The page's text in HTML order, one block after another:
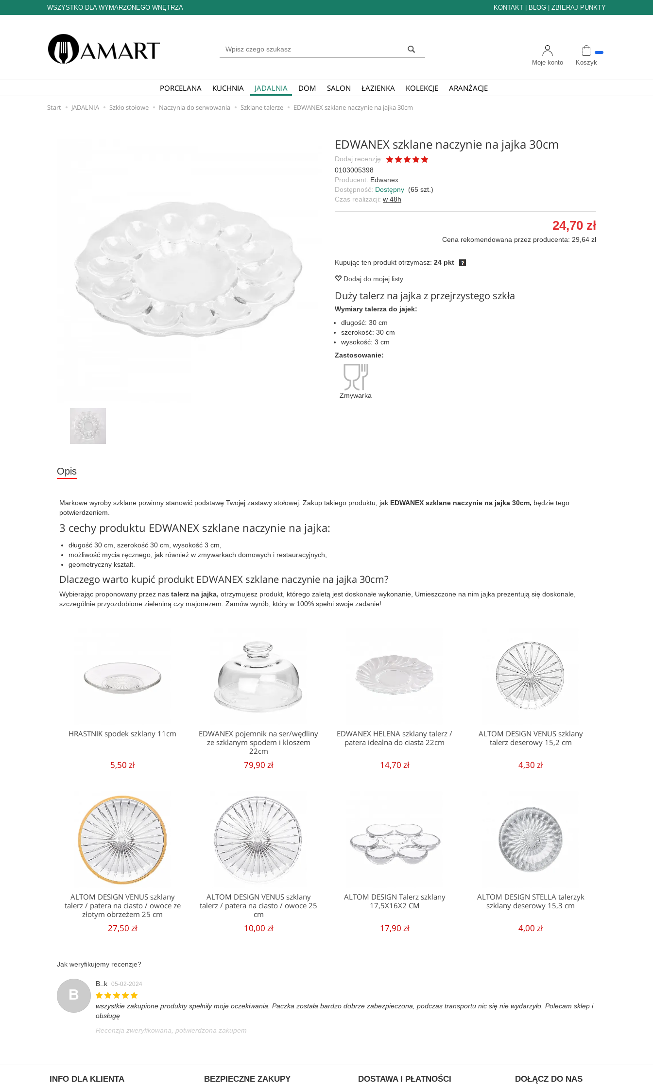
WSZYSTKO DLA WYMARZONEGO WNĘTRZA KONTAKT BLOG ZBIERAJ PUNKTY
Koszyk
Moje konto
Wyszukaj
PORCELANA KUCHNIA JADALNIA DOM SALON ŁAZIENKA KOLEKCJE ARANŻACJE
Start JADALNIA Szkło stołowe Naczynia do serwowania Szklane talerze EDWANEX szklane naczynie na jajka 30cm
EDWANEX szklane naczynie na jajka 30cm
Dodaj recenzję:
0103005398
Producent: Edwanex
Dostępność: Dostępny (65 szt.)
Czas realizacji: w 48h
24,70 zł
Cena rekomendowana przez producenta: 29,64 zł
Kupując ten produkt otrzymasz: 24 pkt
Dodaj do mojej listy
Duży talerz na jajka z przejrzystego szkła
Wymiary talerza do jajek:
długość: 30 cm
szerokość: 30 cm
wysokość: 3 cm
Zastosowanie:
Zmywarka
Opis
Markowe wyroby szklane powinny stanowić podstawę Twojej zastawy stołowej. Zakup takiego produktu, jak EDWANEX szklane naczynie na jajka 30cm, będzie tego
potwierdzeniem.
3 cechy produktu EDWANEX szklane naczynie na jajka:
długość 30 cm, szerokość 30 cm, wysokość 3 cm,
możliwość mycia ręcznego, jak również w zmywarkach domowych i restauracyjnych,
geometryczny kształt.
Dlaczego warto kupić produkt EDWANEX szklane naczynie na jajka 30cm?
Wybierając proponowany przez nas talerz na jajka, otrzymujesz produkt, którego zaletą jest doskonałe wykonanie, Umieszczone na nim jajka prezentują się doskonale,
szczególnie przyozdobione zieleniną czy majonezem. Zamów wyrób, który w 100% spełni swoje zadanie!
HRASTNIK spodek szklany 11cm
5,50 zł
EDWANEX pojemnik na ser/wędliny
ze szklanym spodem i kloszem
22cm
79,90 zł
EDWANEX HELENA szklany talerz /
patera idealna do ciasta 22cm
14,70 zł
ALTOM DESIGN VENUS szklany
talerz deserowy 15,2 cm
4,30 zł
ALTOM DESIGN VENUS szklany
talerz / patera na ciasto / owoce ze
złotym obrzeżem 25 cm
27,50 zł
ALTOM DESIGN VENUS szklany
talerz / patera na ciasto / owoce 25
cm
10,00 zł
ALTOM DESIGN Talerz szklany
17,5X16X2 CM
17,90 zł
ALTOM DESIGN STELLA talerzyk
szklany deserowy 15,3 cm
4,00 zł
Jak weryfikujemy recenzje?
B
B..k 05-02-2024
wszystkie zakupione produkty spełniły moje oczekiwania. Paczka została bardzo dobrze zabezpieczona, podczas transportu nic się nie wydarzyło. Polecam sklep i
obsługę
Recenzja zweryfikowana, potwierdzona zakupem
INFO DLA KLIENTA BEZPIECZNE ZAKUPY DOSTAWA I PŁATNOŚCI DOŁĄCZ DO NAS